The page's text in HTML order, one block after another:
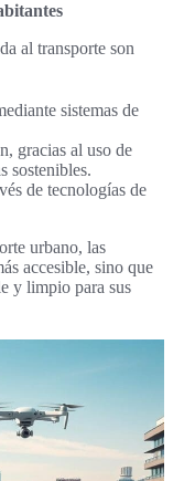
al transporte son
sistemas de
gracias al uso de
sostenibles.
de tecnologías de
urbano, las
accesible, sino que
y limpio para sus